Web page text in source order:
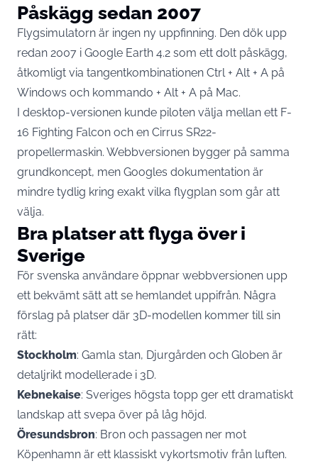
Påskägg sedan 2007
Flygsimulatorn är ingen ny uppfinning. Den dök upp
redan 2007 i Google Earth 4.2 som ett dolt påskägg,
åtkomligt via tangentkombinationen Ctrl + Alt + A på
Windows och kommando + Alt + A på Mac.
I desktop-versionen kunde piloten välja mellan ett F-
16 Fighting Falcon och en Cirrus SR22-
propellermaskin. Webbversionen bygger på samma
grundkoncept, men Googles dokumentation är
mindre tydlig kring exakt vilka flygplan som går att
välja.
Bra platser att flyga över i
Sverige
För svenska användare öppnar webbversionen upp
ett bekvämt sätt att se hemlandet uppifrån. Några
förslag på platser där 3D-modellen kommer till sin
rätt:
Stockholm: Gamla stan, Djurgården och Globen är
detaljrikt modellerade i 3D.
Kebnekaise: Sveriges högsta topp ger ett dramatiskt
landskap att svepa över på låg höjd.
Öresundsbron: Bron och passagen ner mot
Köpenhamn är ett klassiskt vykortsmotiv från luften.